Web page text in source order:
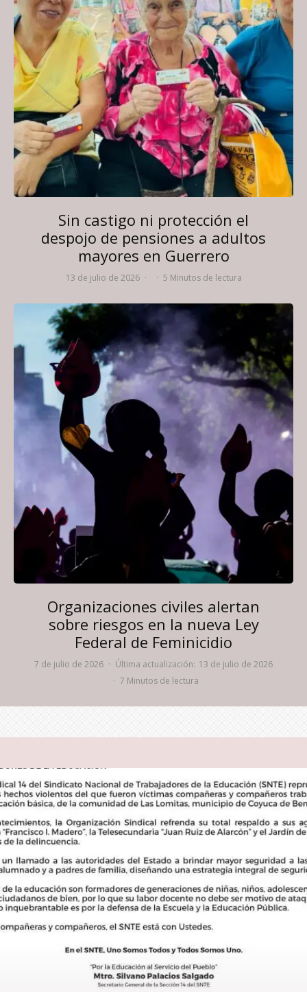
Sin castigo ni protección el
despojo de pensiones a adultos
mayores en Guerrero
13 de julio de 2026 · · 5 Minutos de lectura
Organizaciones civiles alertan
sobre riesgos en la nueva Ley
Federal de Feminicidio
7 de julio de 2026 · Última actualización: 13 de julio de 2026
· 7 Minutos de lectura